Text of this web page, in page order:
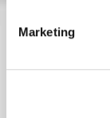
Marketing